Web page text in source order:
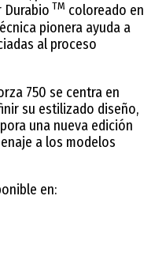
Durabio TM coloreado en
pionera ayuda a
al proceso
750 se centra en
su estilizado diseño,
una nueva edición
a los modelos
en: